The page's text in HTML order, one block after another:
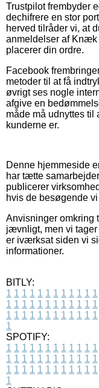
Trustpilot frembyder
dechifrere en stor
herved tilråder vi, at
anmeldelser af Knæk
placerer din ordre.
Facebook
metoder til at få
øvrigt ses nogle
afgive en
måde må udnyttes til
kunderne er.
Denne hjemmeside
har tætte
publicerer
hvis de besøgende
Anvisninger omkring
jævnligt, men vi
er iværksat siden vi
informationer.
BITLY:
1 1 1 1 1 1 1 1 1 1 1 1
1 1 1 1 1 1 1 1 1 1 1 1
1 1 1 1 1 1 1 1 1 1 1 1
1
SPOTIFY:
1 1 1 1 1 1 1 1 1 1 1 1
1 1 1 1 1 1 1 1 1 1 1 1
1 1 1 1 1 1 1 1 1 1 1 1
1